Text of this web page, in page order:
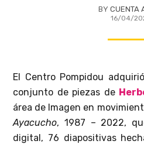
BY CUENTA
16/04/
El Centro Pompidou
conjunto de piezas de
área de Imagen en
Ayacucho, 1987 – 2022,
digital, 76 diapositivas